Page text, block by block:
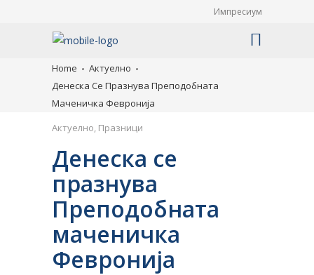
Импресиум
Home
Актуелно
Денеска Се Празнува Преподобната
Маченичка Февронија
Актуелно, Празници
Денеска се
празнува
Преподобната
маченичка
Февронија